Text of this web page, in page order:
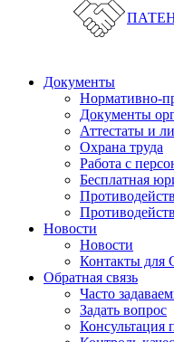
Документы
Нормативно-
Документы
Аттестаты и
Охрана труда
Работа с
Бесплатная
Новости
Новости
Контакты
Обратная связь
Часто
Задать вопрос
Консультация